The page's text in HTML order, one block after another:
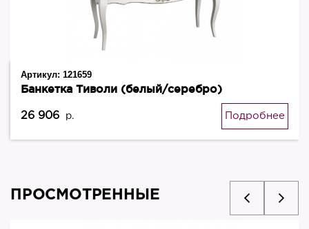
Артикул: 121659
Банкетка Тиволи (белый/серебро)
26 906 р. Подробнее
ПРОСМОТРЕННЫЕ